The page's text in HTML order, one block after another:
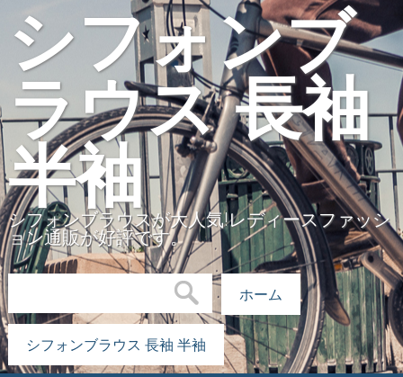
シフォンブ
ラウス 長袖
半袖
シフォンブラウスが大人気!レディースファッシ
ョン通販が好評です。
検索:
ホーム
シフォンブラウス 長袖 半袖